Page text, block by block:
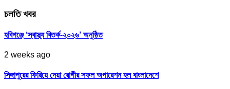
চলতি খবর
হবিগঞ্জে ‘স্বাস্থ্য বিতর্ক-২০২৬’ অনুষ্ঠিত
2 weeks ago
সিঙ্গাপুরের ফিরিয়ে দেয়া রোগীর সফল অপারেশন হল বাংলাদেশে